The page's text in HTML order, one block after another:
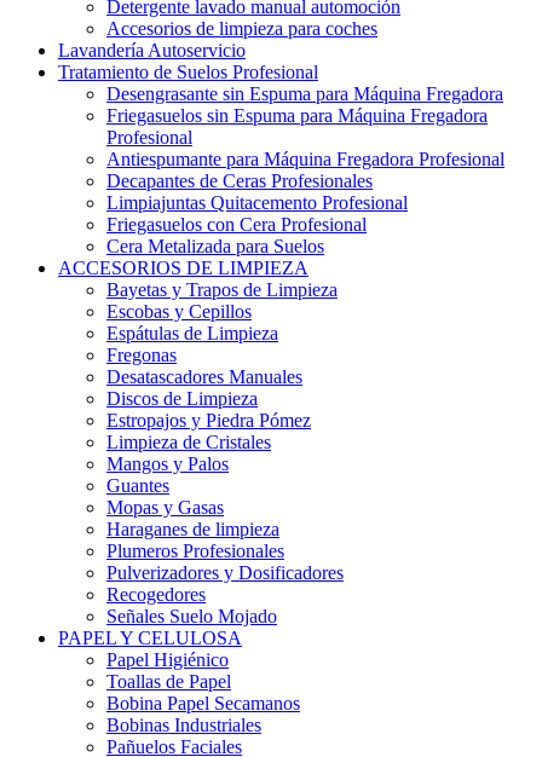
Detergente lavado manual automoción
Accesorios de limpieza para coches
Lavandería Autoservicio
Tratamiento de Suelos Profesional
Desengrasante sin Espuma para Máquina Fregadora
Friegasuelos sin Espuma para Máquina Fregadora
Profesional
Antiespumante para Máquina Fregadora Profesional
Decapantes de Ceras Profesionales
Limpiajuntas Quitacemento Profesional
Friegasuelos con Cera Profesional
Cera Metalizada para Suelos
ACCESORIOS DE LIMPIEZA
Bayetas y Trapos de Limpieza
Escobas y Cepillos
Espátulas de Limpieza
Fregonas
Desatascadores Manuales
Discos de Limpieza
Estropajos y Piedra Pómez
Limpieza de Cristales
Mangos y Palos
Guantes
Mopas y Gasas
Haraganes de limpieza
Plumeros Profesionales
Pulverizadores y Dosificadores
Recogedores
Señales Suelo Mojado
PAPEL Y CELULOSA
Papel Higiénico
Toallas de Papel
Bobina Papel Secamanos
Bobinas Industriales
Pañuelos Faciales